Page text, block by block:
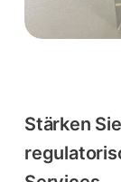
Stärken